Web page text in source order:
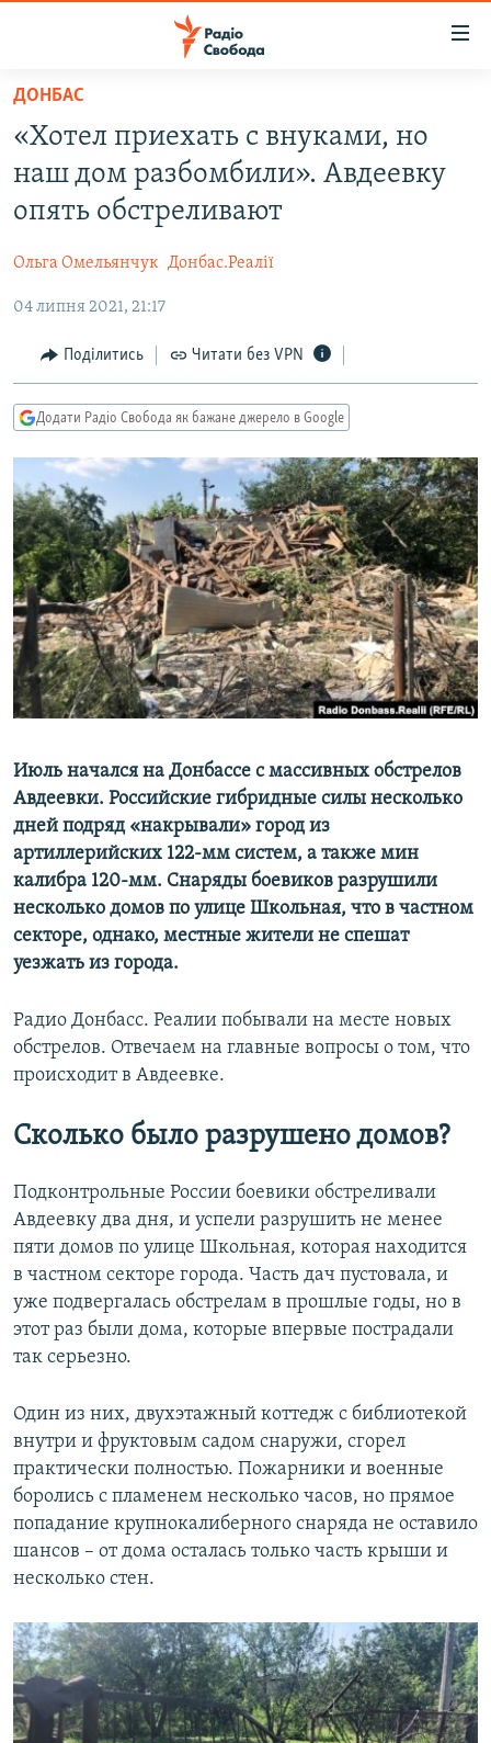
Перейти
основного
матеріалу
до
основної
Перейти
пошуку
СУСПІЛЬСТВО
КУЛЬТУРА
УКРАЇНА
СВІТ
РОСІЙСЬКА «ФІЛЬТРАЦІЯ»
ДОНБАС.РЕАЛІЇ
КРИМ.РЕАЛІЇ
СХЕМИ
ПРИАЗОВ’Я
КИТАЙ.ВИКЛИКИ
МУЛЬТИМЕДІА
ФОТО
СПЕЦПРОЄКТИ
ПОДКАСТИ
РУС
УКР
КТАТ
ДОЛУЧАЙСЯ!
Усі сайти RFE/RL
ДОНБАС
«Хотел приехать с внуками, но
наш дом разбомбили». Авдеевку
опять обстреливают
Ольга Омельянчук Донбас.Реалії
04 липня 2021, 21:17
Поділитись Читати без VPN
Додати Радіо Свобода як бажане джерело в Google
Июль начался на Донбассе с массивных обстрелов
Авдеевки. Российские гибридные силы несколько
дней подряд «накрывали» город из
артиллерийских 122-мм систем, а также мин
калибра 120-мм. Снаряды боевиков разрушили
несколько домов по улице Школьная, что в частном
секторе, однако, местные жители не спешат
уезжать из города.
Радио Донбасс. Реалии побывали на месте новых
обстрелов. Отвечаем на главные вопросы о том, что
происходит в Авдеевке.
Сколько было разрушено домов?
Подконтрольные России боевики обстреливали
Авдеевку два дня, и успели разрушить не менее
пяти домов по улице Школьная, которая находится
в частном секторе города. Часть дач пустовала, и
уже подвергалась обстрелам в прошлые годы, но в
этот раз были дома, которые впервые пострадали
так серьезно.
Один из них, двухэтажный коттедж с библиотекой
внутри и фруктовым садом снаружи, сгорел
практически полностью. Пожарники и военные
боролись с пламенем несколько часов, но прямое
попадание крупнокалиберного снаряда не оставило
шансов – от дома осталась только часть крыши и
несколько стен.